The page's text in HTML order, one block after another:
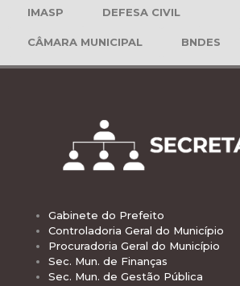
IMASP DEFESA CIVIL
CÂMARA MUNICIPAL BNDES
Gabinete do Prefeito
Controladoria Geral do Município
Procuradoria Geral do Município
Sec. Mun. de Finanças
Sec. Mun. de Gestão Pública